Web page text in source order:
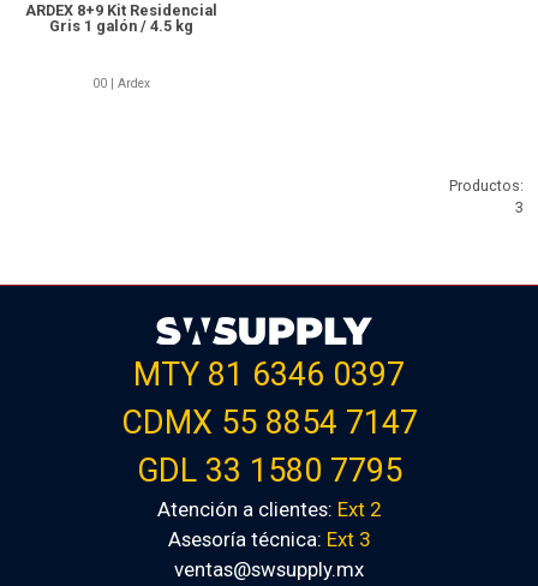
ARDEX 8+9 Kit Residencial
Gris 1 galón / 4.5 kg
00 | Ardex
Productos:
3
MTY 81 6346 0397
CDMX 55 8854 7147
GDL 33 1580 7795
Atención a clientes: Ext 2
Asesoría técnica: Ext 3
ventas@swsupply.mx